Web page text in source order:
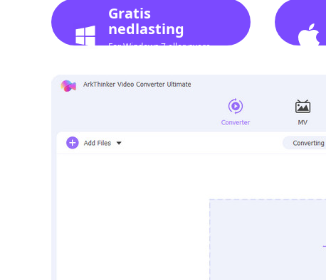
Gratis
nedlasting
For Windows 7 eller nyere